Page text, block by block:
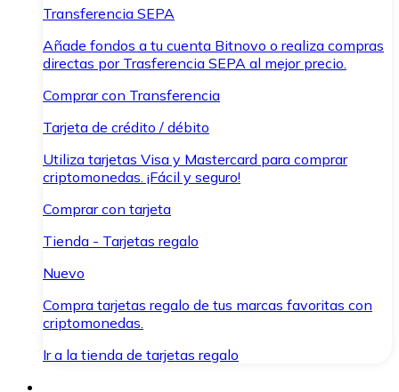
Transferencia SEPA
Añade fondos a tu cuenta Bitnovo o realiza compras
directas por Trasferencia SEPA al mejor precio.
Comprar con Transferencia
Tarjeta de crédito / débito
Utiliza tarjetas Visa y Mastercard para comprar
criptomonedas. ¡Fácil y seguro!
Comprar con tarjeta
Tienda - Tarjetas regalo
Nuevo
Compra tarjetas regalo de tus marcas favoritas con
criptomonedas.
Ir a la tienda de tarjetas regalo